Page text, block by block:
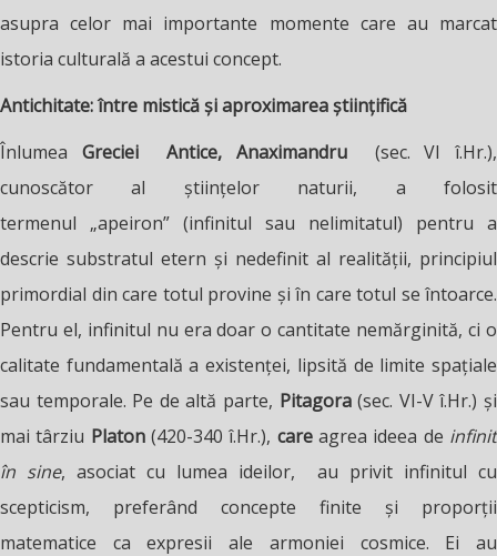
asupra celor mai importante momente care au marcat
istoria culturală a acestui concept.
Antichitate: între mistică și aproximarea științifică
Înlumea Greciei Antice, Anaximandru
(sec. VI î.Hr.),
cunoscător al științelor naturii, a folosit
termenul „apeiron” (infinitul sau nelimitatul) pentru a
descrie substratul etern și nedefinit al realității, principiul
primordial din care totul provine și în care totul se întoarce.
Pentru el, infinitul nu era doar o cantitate nemărginită, ci o
calitate fundamentală a existenței, lipsită de limite spațiale
sau temporale. Pe de altă parte, Pitagora(sec. VI-V î.Hr.) și
mai târziu Platon(420-340 î.Hr.), careagrea ideea de infinit
în sine, asociat cu lumea ideilor, au privit infinitul cu
scepticism, preferând concepte finite și proporții
matematice ca expresii ale armoniei cosmice. Ei au